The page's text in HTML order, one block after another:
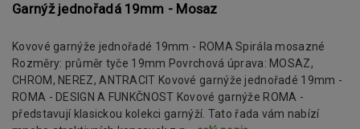
Garnýž jednořadá 19mm - Mosaz
Kovové garnýže jednořadé 19mm - ROMA Spirála mosazné
Rozměry: průměr tyče 19mm Povrchová úprava: MOSAZ,
CHROM, NEREZ, ANTRACIT Kovové garnýže jednořadé 19mm -
ROMA - DESIGN A FUNKČNOST Kovové garnýže ROMA -
představují klasickou kolekci garnýží. Tato řada vám nabízí